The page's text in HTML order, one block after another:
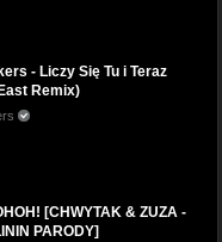
- Liczy Się Tu i Teraz
Remix)
[CHWYTAK & ZUZA -
PARODY]